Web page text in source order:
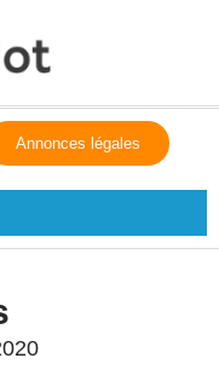
Annonces légales